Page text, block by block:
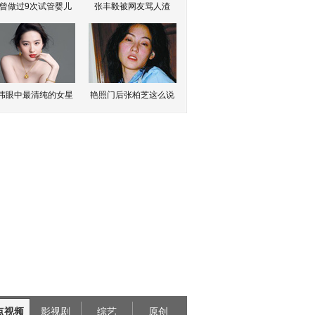
做过9次试管婴儿 张丰毅被网友骂人渣
眼中最清纯的女星 艳照门后张柏芝这么说
视频 影视剧 综艺 原创